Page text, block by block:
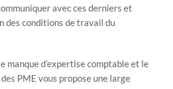
avec ces derniers et
des conditions de travail du
manque d’expertise comptable et le
PME vous propose une large